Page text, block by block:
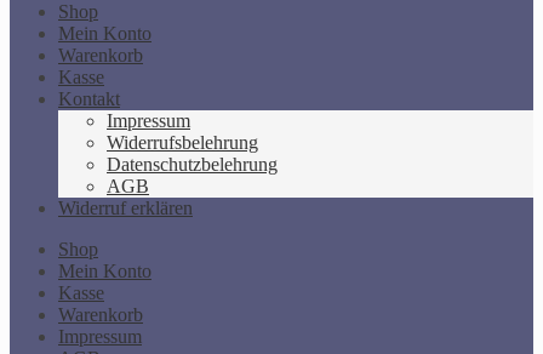
Shop
Mein Konto
Warenkorb
Kasse
Kontakt
Impressum
Widerrufsbelehrung
Datenschutzbelehrung
AGB
Widerruf erklären
Shop
Mein Konto
Kasse
Warenkorb
Impressum